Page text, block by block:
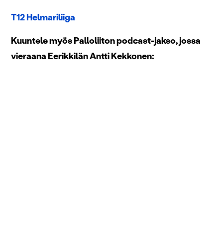
T12 Helmariliiga
Kuuntele myös Palloliiton podcast-jakso, jossa
vieraana Eerikkilän Antti Kekkonen: